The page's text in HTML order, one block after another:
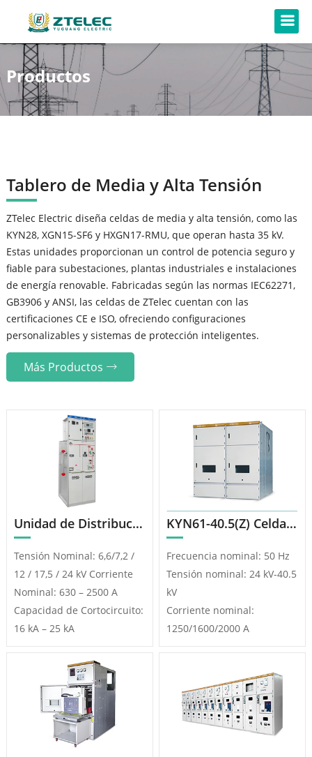
Productos
Tablero de Media y Alta Tensión
ZTelec Electric diseña celdas de media y alta tensión, como las
KYN28, XGN15-SF6 y HXGN17-RMU, que operan hasta 35 kV.
Estas unidades proporcionan un control de potencia seguro y
fiable para subestaciones, plantas industriales e instalaciones
de energía renovable. Fabricadas según las normas IEC62271,
GB3906 y ANSI, las celdas de ZTelec cuentan con las
certificaciones CE e ISO, ofreciendo configuraciones
personalizables y sistemas de protección inteligentes.
Más Productos
Unidad de Distribución en Anillo Aislada en Gas (RMU)
Tensión Nominal: 6,6/7,2 /
12 / 17,5 / 24 kV Corriente
Nominal: 630 – 2500 A
Capacidad de Cortocircuito:
16 kA – 25 kA
KYN61-40.5(Z) Celda De CA Blindada, Extraíble Y Con Gabinete Metálico
Frecuencia nominal: 50 Hz
Tensión nominal: 24 kV-40.5
kV
Corriente nominal:
1250/1600/2000 A